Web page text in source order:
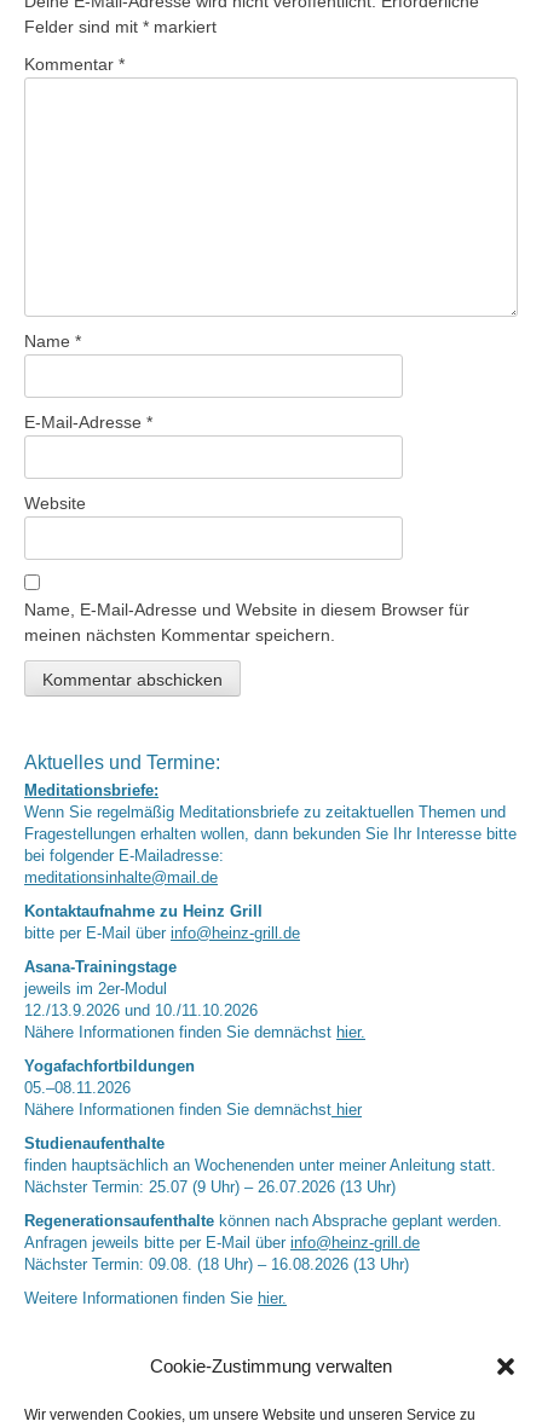
Cookie-Zustimmung verwalten
Wir verwenden Cookies, um unsere Website und unseren Service zu
Felder sind mit * markiert
Kommentar *
Name *
E-Mail-Adresse *
Website
Name, E-Mail-Adresse und Website in diesem Browser für
meinen nächsten Kommentar speichern.
Aktuelles und Termine:
Meditationsbriefe:
Wenn Sie regelmäßig Meditationsbriefe zu zeitaktuellen Themen und
Fragestellungen erhalten wollen, dann bekunden Sie Ihr Interesse bitte
bei folgender E-Mailadresse:
meditationsinhalte@mail.de
Kontaktaufnahme zu Heinz Grill
bitte per E-Mail über info@heinz-grill.de
Asana-Trainingstage
jeweils im 2er-Modul
12./13.9.2026 und 10./11.10.2026
Nähere Informationen finden Sie demnächst hier.
Yogafachfortbildungen
05.–08.11.2026
Nähere Informationen finden Sie demnächst hier
Studienaufenthalte
finden hauptsächlich an Wochenenden unter meiner Anleitung statt.
Nächster Termin: 25.07 (9 Uhr) – 26.07.2026 (13 Uhr)
Regenerationsaufenthalte können nach Absprache geplant werden.
Anfragen jeweils bitte per E-Mail über info@heinz-grill.de
Nächster Termin: 09.08. (18 Uhr) – 16.08.2026 (13 Uhr)
Weitere Informationen finden Sie hier.